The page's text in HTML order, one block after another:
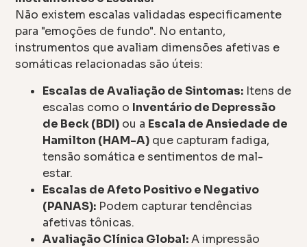
Não existem escalas validadas especificamente
para "emoções de fundo". No entanto,
instrumentos que avaliam dimensões afetivas e
somáticas relacionadas são úteis:
Escalas de Avaliação de Sintomas: Itens de
escalas como o Inventário de Depressão
de Beck (BDI) ou a Escala de Ansiedade de
Hamilton (HAM-A) que capturam fadiga,
tensão somática e sentimentos de mal-
estar.
Escalas de Afeto Positivo e Negativo
(PANAS): Podem capturar tendências
afetivas tônicas.
Avaliação Clínica Global:A impressão